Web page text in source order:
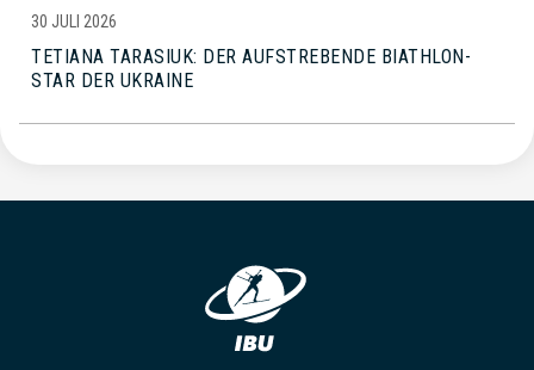
30 JULI 2026
TETIANA TARASIUK: DER AUFSTREBENDE BIATHLON-
STAR DER UKRAINE